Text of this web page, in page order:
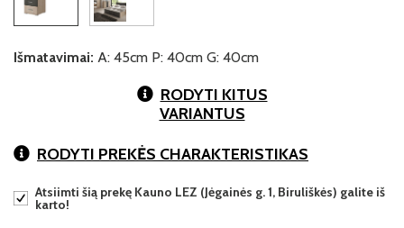
Išmatavimai: A: 45cm P: 40cm G: 40cm
RODYTI KITUS
VARIANTUS
RODYTI PREKĖS CHARAKTERISTIKAS
Atsiimti šią prekę Kauno LEZ (Jėgainės g. 1, Biruliškės) galite iš
karto!